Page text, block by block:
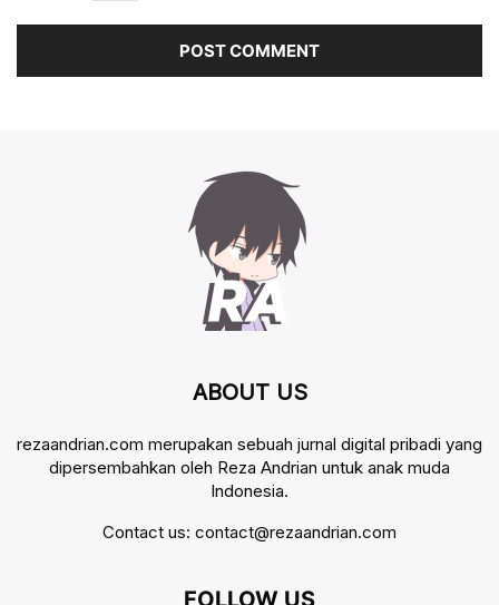
ABOUT US
rezaandrian.com merupakan sebuah jurnal digital pribadi yang
dipersembahkan oleh Reza Andrian untuk anak muda
Indonesia.
Contact us: contact@rezaandrian.com
FOLLOW US